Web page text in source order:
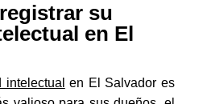
su
en El
intelectual en El Salvador es